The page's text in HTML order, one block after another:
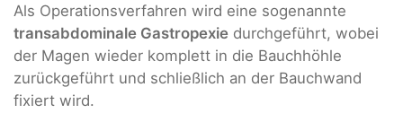
Als Operationsverfahren wird eine sogenannte
transabdominale Gastropexie durchgeführt, wobei
der Magen wieder komplett in die Bauchhöhle
zurückgeführt und schließlich an der Bauchwand
fixiert wird.